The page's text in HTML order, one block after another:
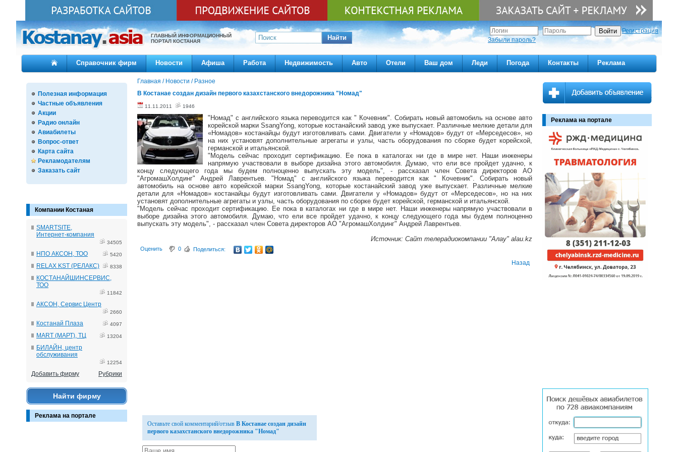
ГЛАВНЫЙ ИНФОРМАЦИОННЫЙ
ПОРТАЛ КОСТАНАЯ
Найти
Регистрация
Забыли пароль?
Справочник фирм Новости Афиша Работа Недвижимость Авто Отели Ваш дом Леди Погода Контакты Реклама
Полезная информация
Частные объявления
Акции
Радио онлайн
Авиабилеты
Вопрос-ответ
Карта сайта
Рекламодателям
Заказать сайт
Компании Костаная
SMARTSITE,
Интернет-компания
34505
НПО АКСОН, ТОО 5420
RELAX KST (РЕЛАКС) 8338
КОСТАНАЙШИНСЕРВИС,
ТОО
11842
АКСОН, Сервис Центр
2660
Костанай Плаза 4097
MART (МАРТ), ТЦ 13204
БИЛАЙН, центр
обслуживания
12254
Добавить фирму Рубрики
Найти фирму
Реклама на портале
Главная / Новости / Разное
В Костанае создан дизайн первого казахстанского внедорожника "Номад"
11.11.2011 1946
"Номад" с английского языка переводится как " Кочевник". Собирать новый автомобиль на основе авто
корейской марки SsangYong, которые костанайский завод уже выпускает. Различные мелкие детали для
«Номадов» костанайцы будут изготовливать сами. Двигатели у «Номадов» будут от «Мерседесов», но
на них установят дополнительные агрегаты и узлы, часть оборудования по сборке будет корейской,
германской и итальянской.
"Модель сейчас проходит сертификацию. Ее пока в каталогах ни где в мире нет. Наши инженеры
напрямую участвовали в выборе дизайна этого автомобиля. Думаю, что ели все пройдет удачно, к
концу следующего года мы будем полноценно выпускать эту модель", - рассказал член Совета директоров АО
"АгромашХолдинг" Андрей Лаврентьев. "Номад" с английского языка переводится как " Кочевник". Собирать новый
автомобиль на основе авто корейской марки SsangYong, которые костанайский завод уже выпускает. Различные мелкие
детали для «Номадов» костанайцы будут изготовливать сами. Двигатели у «Номадов» будут от «Мерседесов», но на них
установят дополнительные агрегаты и узлы, часть оборудования по сборке будет корейской, германской и итальянской.
"Модель сейчас проходит сертификацию. Ее пока в каталогах ни где в мире нет. Наши инженеры напрямую участвовали в
выборе дизайна этого автомобиля. Думаю, что ели все пройдет удачно, к концу следующего года мы будем полноценно
выпускать эту модель", - рассказал член Совета директоров АО "АгромашХолдинг" Андрей Лаврентьев.
Источник: Сайт телерадиокомпании "Алау" alau.kz
Оценить 0 Поделиться:
Назад
Оставьте свой комментарий/отзыв В Костанае создан дизайн
первого казахстанского внедорожника "Номад"
Реклама на портале